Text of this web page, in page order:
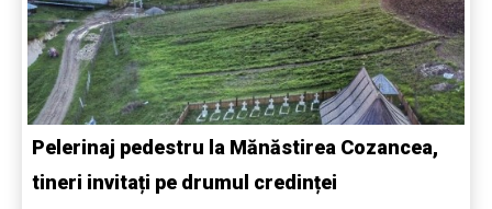
Pelerinaj pedestru la Mănăstirea Cozancea,
tineri invitați pe drumul credinței